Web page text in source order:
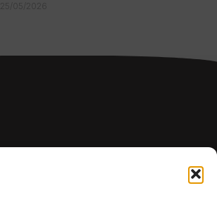
25/05/2026